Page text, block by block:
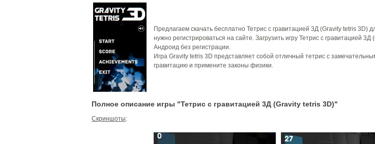
Предлагаем скачать бесплатно Тетрис с гравитацией 3Д (Gravity tetris 3D)
нужно регистрироваться на сайте. Загрузить игру Тетрис с гравитацией
Андроид без регистрации.
Игра Gravity tetris 3D представляет собой отличный тетрис с
гравитацию и примените законы физики.
Полное описание игры "Тетрис с гравитацией 3Д (Gravity tetris 3D)"
Скриншоты: